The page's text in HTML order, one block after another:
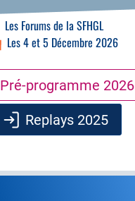
Les Forums de la SFHGL
Les 4 et 5 Décembre 2026
Pré-programme 2026
Replays 2025